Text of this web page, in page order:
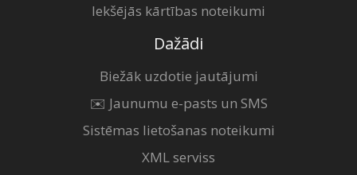
Iekšējās kārtības noteikumi
Dažādi
Biežāk uzdotie jautājumi
✉️ Jaunumu e-pasts un SMS
Sistēmas lietošanas noteikumi
XML serviss